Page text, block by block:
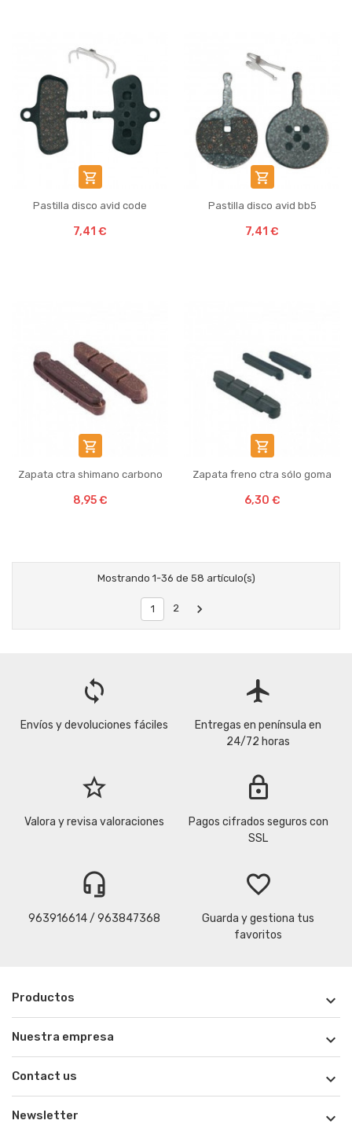

Pastilla disco avid code
7,41 €

Pastilla disco avid bb5
7,41 €

Zapata ctra shimano carbono
8,95 €

Zapata freno ctra sólo goma
6,30 €
Mostrando 1-36 de 58 artículo(s)
1 2 
loop
Envíos y devoluciones fáciles
flight
Entregas en península en
24/72 horas
star_border
Valora y revisa valoraciones
lock
Pagos cifrados seguros con
SSL
headset_mic
963916614 / 963847368
favorite_border
Guarda y gestiona tus
favoritos
Productos 
Nuestra empresa 
Contact us 
Newsletter 